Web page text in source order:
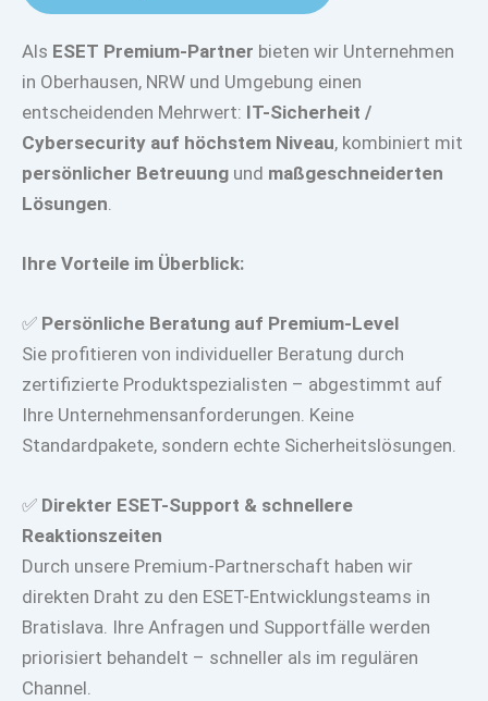
Als ESET Premium-Partner bieten wir Unternehmen
in Oberhausen, NRW und Umgebung einen
entscheidenden Mehrwert: IT-Sicherheit /
Cybersecurity auf höchstem Niveau, kombiniert mit
persönlicher Betreuung und maßgeschneiderten
Lösungen
Ihre Vorteile im Überblick:
✅ Persönliche Beratung auf Premium-Level
Sie profitieren von individueller Beratung durch
zertifizierte Produktspezialisten – abgestimmt auf
Ihre Unternehmensanforderungen. Keine
Standardpakete, sondern echte Sicherheitslösungen.
✅ Direkter ESET-Support & schnellere
Reaktionszeiten
Durch unsere Premium-Partnerschaft haben wir
direkten Draht zu den ESET-Entwicklungsteams in
Bratislava. Ihre Anfragen und Supportfälle werden
priorisiert behandelt – schneller als im regulären
Channel.